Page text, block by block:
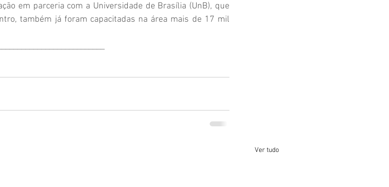
em parceria com a Universidade de Brasília (UnB), que
também já foram capacitadas na área mais de 17 mil
Ver tudo